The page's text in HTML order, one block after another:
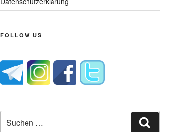
FOLLOW US
nach: